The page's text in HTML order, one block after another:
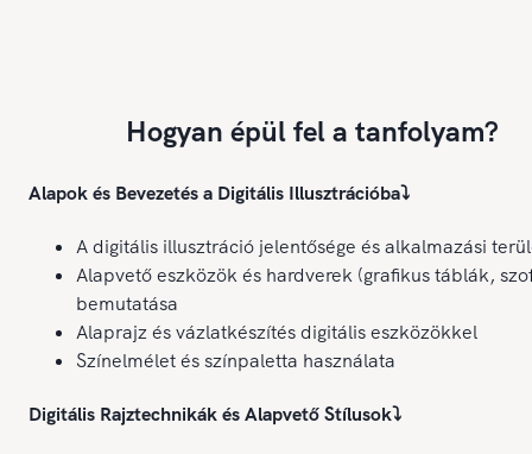
Hogyan épül fel a tanfolyam?
Alapok és Bevezetés a Digitális Illusztrációba⤵️
A digitális illusztráció jelentősége és alkalmazási
Alapvető eszközök és hardverek (grafikus táblák,
bemutatása
Alaprajz és vázlatkészítés digitális eszközökkel
Színelmélet és színpaletta használata
Digitális Rajztechnikák és Alapvető Stílusok⤵️